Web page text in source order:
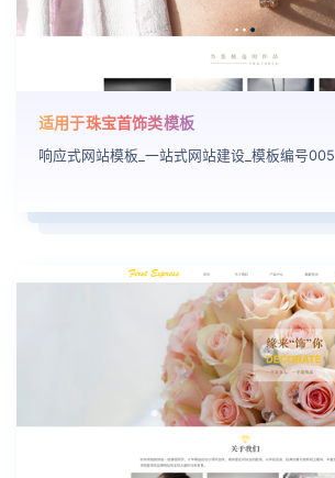
适用于珠宝首饰类模板
响应式网站模板_一站式网站建设_模板编号005